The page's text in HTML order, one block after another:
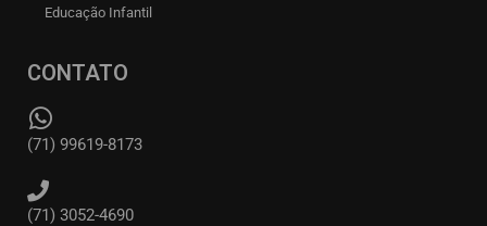
Educação Infantil
CONTATO
(71) 99619-8173
(71) 3052-4690